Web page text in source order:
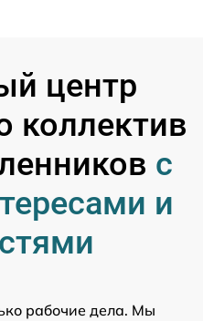
центр
коллектив
с
и
рабочие дела. Мы